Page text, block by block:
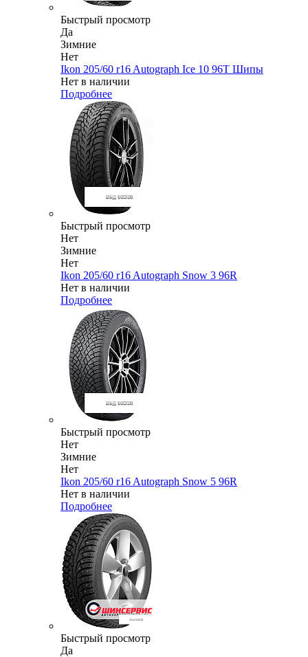
Быстрый просмотр
Да
Зимние
Нет
Ikon 205/60 r16 Autograph Ice 10 96T Шипы
Нет в наличии
Подробнее
Быстрый просмотр
Нет
Зимние
Нет
Ikon 205/60 r16 Autograph Snow 3 96R
Нет в наличии
Подробнее
Быстрый просмотр
Нет
Зимние
Нет
Ikon 205/60 r16 Autograph Snow 5 96R
Нет в наличии
Подробнее
Быстрый просмотр
Да